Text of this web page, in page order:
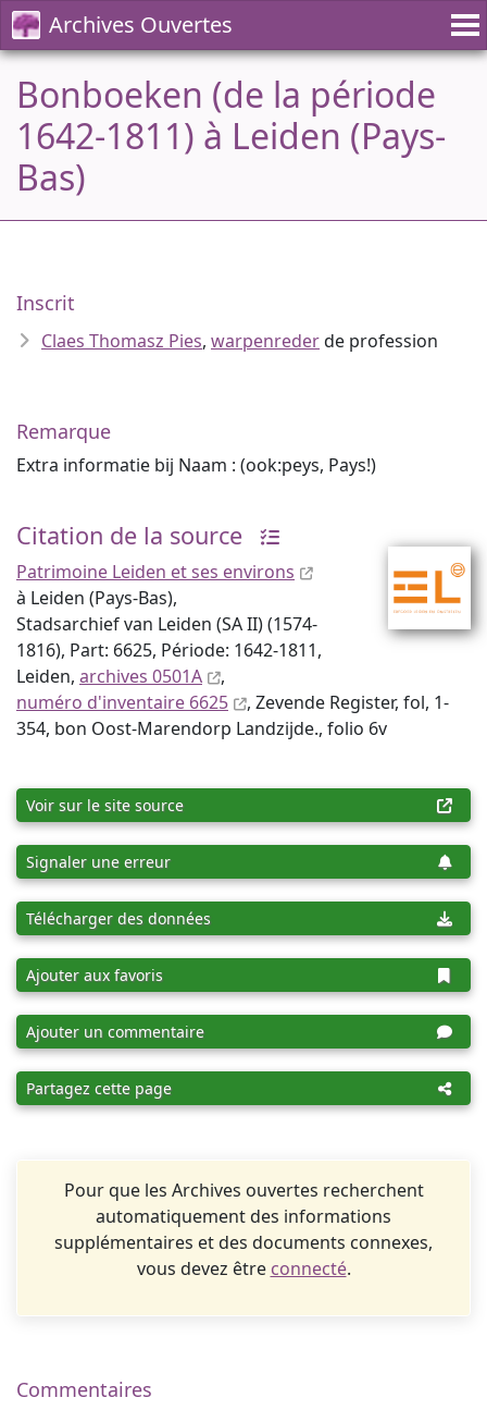
Archives Ouvertes
Bonboeken (de la période
1642-1811) à Leiden (Pays-
Bas)
Inscrit
Claes Thomasz Pies, warpenrederde profession
Remarque
Extra informatie bij Naam : (ook:peys, Pays!)
Citation de la source
Patrimoine Leiden et ses environs
à Leiden (Pays-Bas),
Stadsarchief van Leiden (SA II) (1574-
1816), Part: 6625, Période: 1642-1811,
Leiden, archives 0501A
,
numéro d'inventaire 6625
, Zevende Register, fol, 1-
354, bon Oost-Marendorp Landzijde., folio 6v
Voir sur le site source
Signaler une erreur
Télécharger des données
Ajouter aux favoris
Ajouter un commentaire
Partagez cette page
Pour que les Archives ouvertes recherchent
automatiquement des informations
supplémentaires et des documents connexes,
vous devez être connecté.
Commentaires